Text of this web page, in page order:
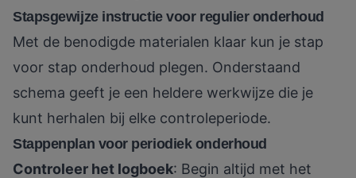
Stapsgewijze instructie voor regulier onderhoud
Met de benodigde materialen klaar kun je stap
voor stap onderhoud plegen. Onderstaand
schema geeft je een heldere werkwijze die je
kunt herhalen bij elke controleperiode.
Stappenplan voor periodiek onderhoud
Controleer het logboek: Begin altijd met het